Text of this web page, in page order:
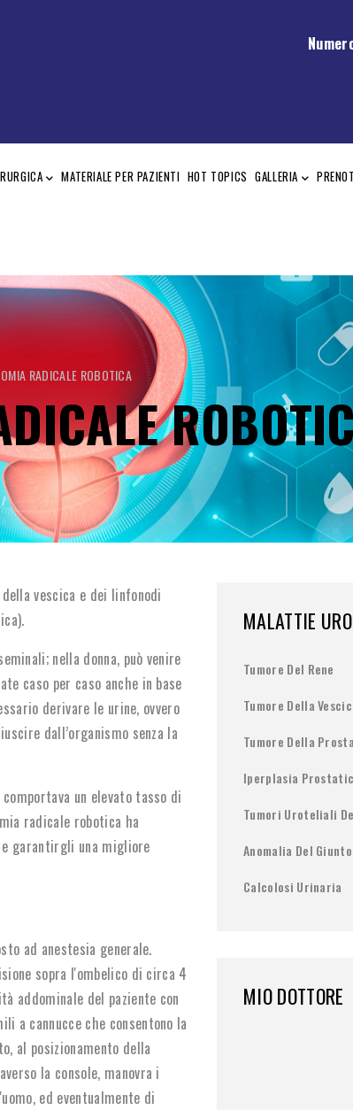
MATERIALE PER PAZIENTI HOT TOPICS GALLERIA
RADICALE ROBOTICA
vescica e dei linfonodi
nella donna, può venire
caso per caso anche in base
derivare le urine, ovvero
dall’organismo senza la
un elevato tasso di
radicale robotica ha
garantirgli una migliore
ad anestesia generale.
sopra l'ombelico di circa 4
addominale del paziente con
a cannucce che consentono la
al posizionamento della
la console, manovra i
ed eventualmente di
MALATTIE
Tumore Del Rene
Tumore Della
Tumore Della
Iperplasia
Tumori Uroteliali
Anomalia Del
Calcolosi Urinaria
MIO DOTTORE